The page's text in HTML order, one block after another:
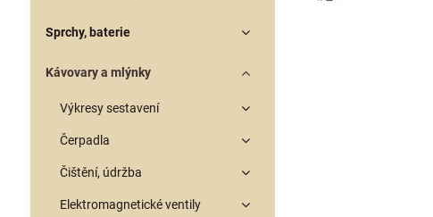
Sprchy, baterie
Kávovary a mlýnky
Výkresy sestavení
Čerpadla
Čištění, údržba
Elektromagnetické ventily